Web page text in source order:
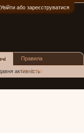
Увійти або зареєструватися
активність
Правила
Реклама